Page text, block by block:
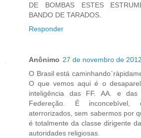
DE BOMBAS ESTES
BANDO DE TARADOS.
Responder
Anônimo 27 de novembro de
O Brasil está
O que vemos aqui é o
inteligência das FF. AA. e
Federeção. É inconcebível,
aterrorizados, sem sabermos por
é totalmente da classe dirigente
autoridades religiosas.